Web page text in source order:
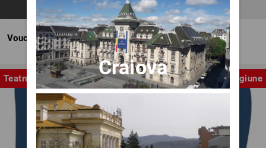
Voucher BILET.ro
Teatrul Mic Stagiune
Craiova